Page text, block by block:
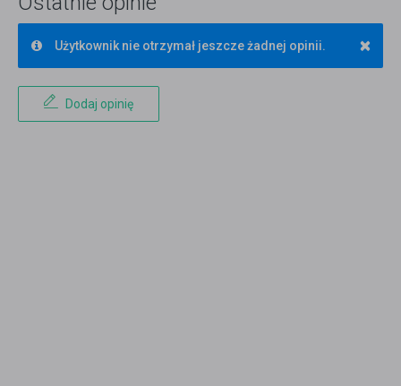
×
Użytkownik nie otrzymał jeszcze żadnej opinii.
Dodaj opinię